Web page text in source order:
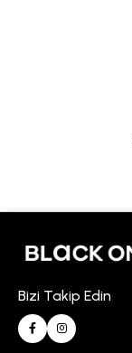
Bizi Takip Edin